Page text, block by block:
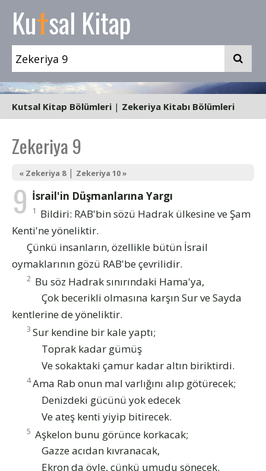
Kutsal Kitap
Kutsal Kitap Bölümleri | Zekeriya Kitabı Bölümleri
Zekeriya 9
« Zekeriya 8| Zekeriya 10 »
9 İsrail'in Düşmanlarına Yargı
1 Bildiri: RAB'bin sözü Hadrak ülkesine ve Şam
Kenti'ne yöneliktir.
Çünkü insanların, özellikle bütün İsrail
oymaklarının gözü RAB'be çevrilidir.
2 Bu söz Hadrak sınırındaki Hama'ya,
Çok becerikli olmasına karşın Sur ve Sayda
kentlerine de yöneliktir.
3 Sur kendine bir kale yaptı;
Toprak kadar gümüş
Ve sokaktaki çamur kadar altın biriktirdi.
4Ama Rab onun mal varlığını alıp götürecek;
Denizdeki gücünü yok edecek
Ve ateş kenti yiyip bitirecek.
5 Aşkelon bunu görünce korkacak;
Gazze acıdan kıvranacak,
Ekron da öyle, çünkü umudu sönecek.